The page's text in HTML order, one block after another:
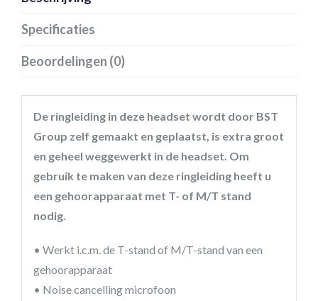
Specificaties
Beoordelingen (0)
De ringleiding in deze headset wordt door BST
Group zelf gemaakt en geplaatst, is extra groot
en geheel weggewerkt in de headset. Om
gebruik te maken van deze ringleiding heeft u
een gehoorapparaat met T- of M/T stand
nodig.
• Werkt i.c.m. de T-stand of M/T-stand van een
gehoorapparaat
• Noise cancelling microfoon